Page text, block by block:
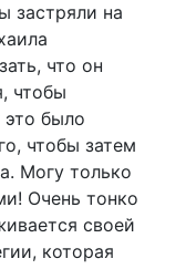
застряли на
что он
чтобы
это было
чтобы затем
Могу только
Очень тонко
своей
которая